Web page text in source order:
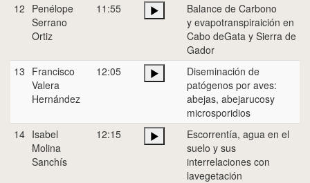
12 Penélope
Serrano
Ortiz
11:55
Balance de Carbono
y evapotranspiraición en
Cabo deGata y Sierra de
Gador
13 Francisco
Valera
Hernández
12:05
Diseminación de
patógenos por aves:
abejas, abejarucosy
microsporidios
14 Isabel
Molina
Sanchís
12:15
Escorrentía, agua en el
suelo y sus
interrelaciones con
lavegetación